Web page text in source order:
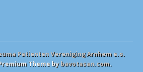
Patienten Vereniging Arnhem e.o.
Theme bybavotasan.com.